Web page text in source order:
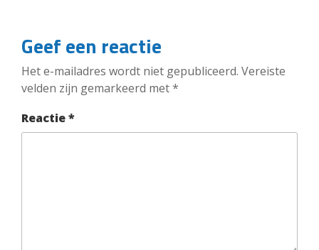
Geef een reactie
Het e-mailadres wordt niet gepubliceerd. Vereiste
velden zijn gemarkeerd met*
Reactie*